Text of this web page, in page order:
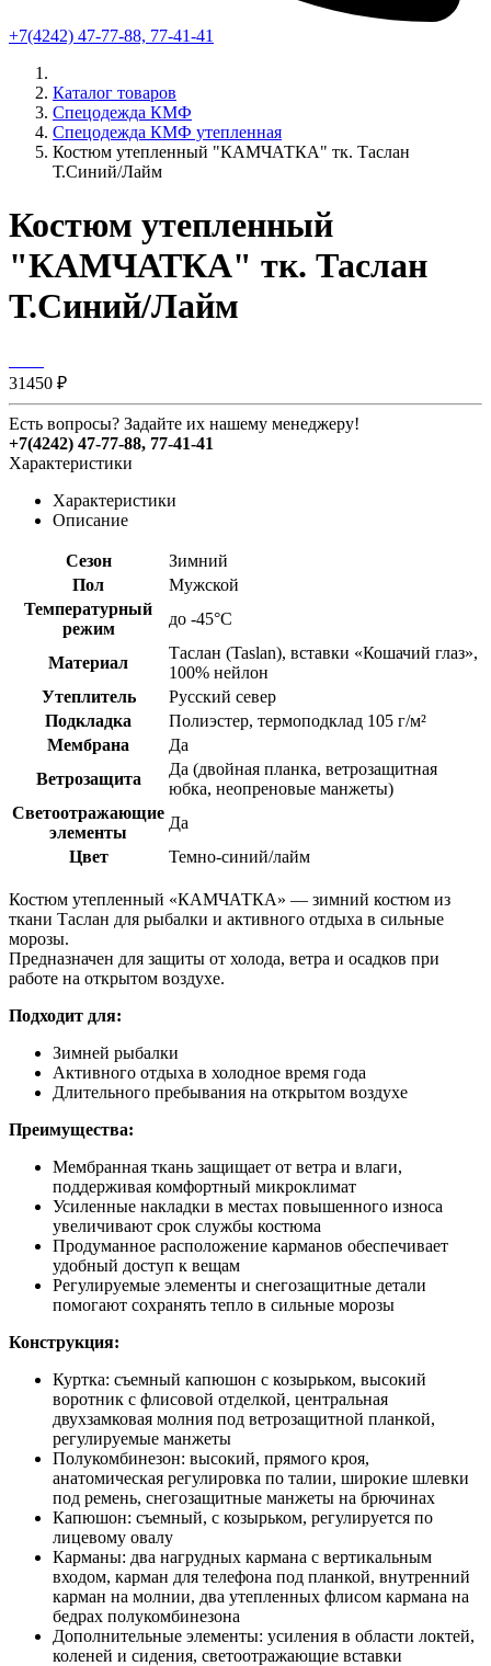
+7(4242) 47-77-88, 77-41-41
Каталог товаров
Спецодежда КМФ
Спецодежда КМФ утепленная
Костюм утепленный "КАМЧАТКА" тк. Таслан
Т.Синий/Лайм
Костюм утепленный
"КАМЧАТКА" тк. Таслан
Т.Синий/Лайм
31450 ₽
Есть вопросы? Задайте их нашему менеджеру!
+7(4242) 47-77-88, 77-41-41
Характеристики
Характеристики
Описание
Сезон
Зимний
Пол
Мужской
Температурный
режим
до -45°C
Материал
Таслан (Taslan), вставки «Кошачий глаз»,
100% нейлон
Утеплитель
Русский север
Подкладка
Полиэстер, термоподклад 105 г/м²
Мембрана
Да
Ветрозащита
Да (двойная планка, ветрозащитная
юбка, неопреновые манжеты)
Светоотражающие
элементы
Да
Цвет
Темно-синий/лайм
Костюм утепленный «КАМЧАТКА» — зимний костюм из
ткани Таслан для рыбалки и активного отдыха в сильные
морозы.
Предназначен для защиты от холода, ветра и осадков при
работе на открытом воздухе.
Подходит для:
Зимней рыбалки
Активного отдыха в холодное время года
Длительного пребывания на открытом воздухе
Преимущества:
Мембранная ткань защищает от ветра и влаги,
поддерживая комфортный микроклимат
Усиленные накладки в местах повышенного износа
увеличивают срок службы костюма
Продуманное расположение карманов обеспечивает
удобный доступ к вещам
Регулируемые элементы и снегозащитные детали
помогают сохранять тепло в сильные морозы
Конструкция:
Куртка: съемный капюшон с козырьком, высокий
воротник с флисовой отделкой, центральная
двухзамковая молния под ветрозащитной планкой,
регулируемые манжеты
Полукомбинезон: высокий, прямого кроя,
анатомическая регулировка по талии, широкие шлевки
под ремень, снегозащитные манжеты на брючинах
Капюшон: съемный, с козырьком, регулируется по
лицевому овалу
Карманы: два нагрудных кармана с вертикальным
входом, карман для телефона под планкой, внутренний
карман на молнии, два утепленных флисом кармана на
бедрах полукомбинезона
Дополнительные элементы: усиления в области локтей,
коленей и сидения, светоотражающие вставки